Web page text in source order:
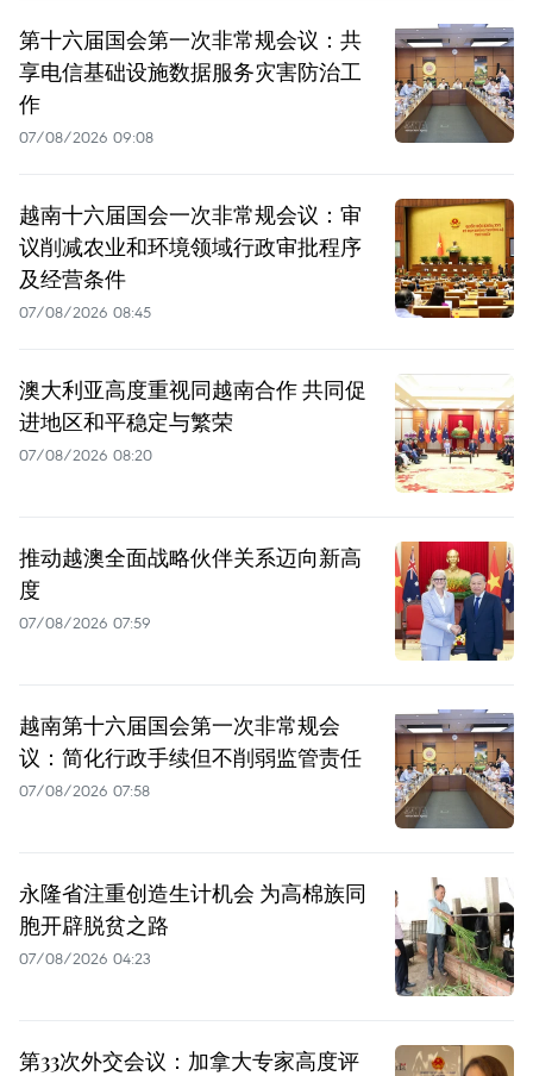
第十六届国会第一次非常规会议：共
享电信基础设施数据服务灾害防治工
作
07/08/2026 09:08
越南十六届国会一次非常规会议：审
议削减农业和环境领域行政审批程序
及经营条件
07/08/2026 08:45
澳大利亚高度重视同越南合作 共同促
进地区和平稳定与繁荣
07/08/2026 08:20
推动越澳全面战略伙伴关系迈向新高
度
07/08/2026 07:59
越南第十六届国会第一次非常规会
议：简化行政手续但不削弱监管责任
07/08/2026 07:58
永隆省注重创造生计机会 为高棉族同
胞开辟脱贫之路
07/08/2026 04:23
第33次外交会议：加拿大专家高度评